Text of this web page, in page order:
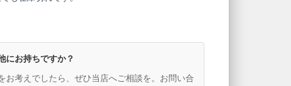
にお持ちですか？
お考えでしたら、ぜひ当店へご相談を。お問い合